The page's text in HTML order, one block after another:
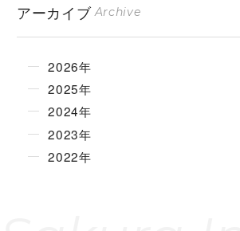
アーカイブ Archive
2026年
2025年
2024年
2023年
2022年